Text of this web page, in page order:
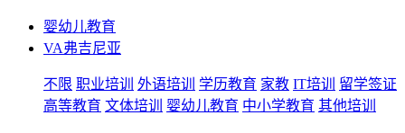
婴幼儿教育
VA弗吉尼亚
不限 职业培训 外语培训 学历教育 家教 IT培训
留学签证
高等教育 文体培训 婴幼儿教育 中小学教育 其他培训